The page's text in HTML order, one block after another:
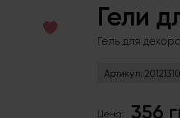
Гели
Гель для
Артикул: 20121310
Цена: 356